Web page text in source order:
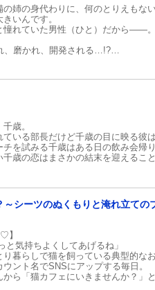
姉の身代わりに、何のとりえもな
いんです。
憧れていた男性（ひと）だから――。
、磨かれ、開発される…!?
歳。
いる部長だけど千歳の目に映る彼
を試みる千歳はある日の飲み会帰
千歳の恋はまさかの結末を迎えるこ
シーツのぬくもりと淹れ立ての
】
と気持ちよくしてあげるね」
暮らしで猫を飼っている典型的なお
ント名でSNSにアップする毎日。
ら「猫カフェにいきませんか？」と